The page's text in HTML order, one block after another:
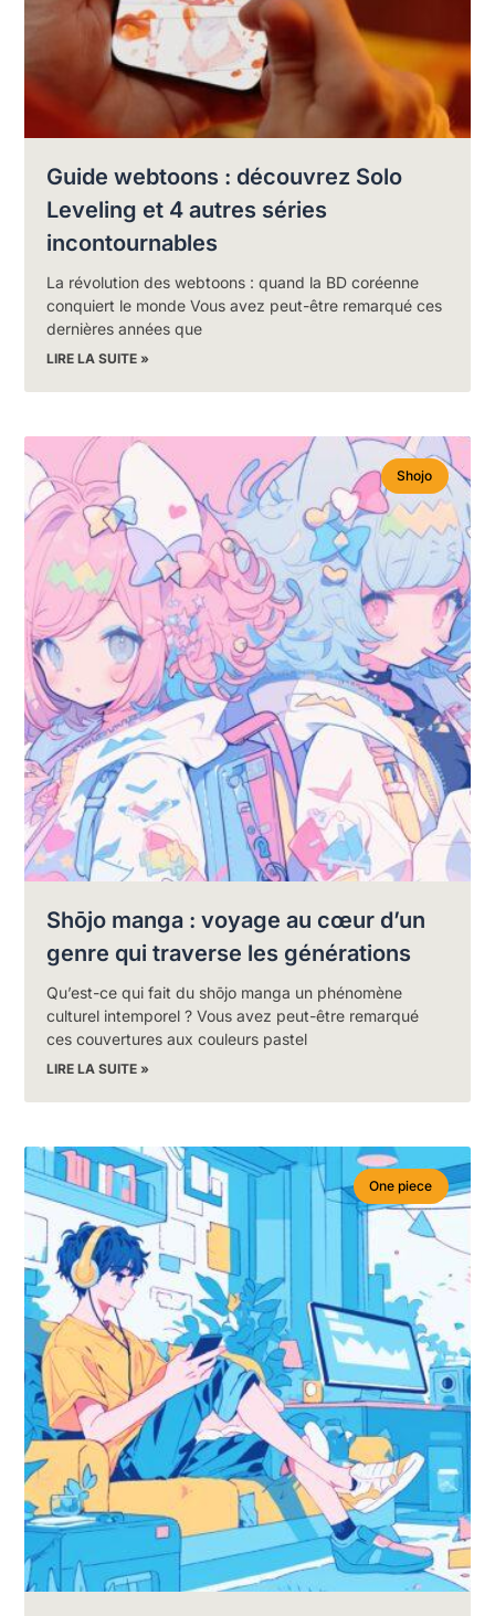
Guide webtoons : découvrez Solo
Leveling et 4 autres séries
incontournables
La révolution des webtoons : quand la BD coréenne
conquiert le monde Vous avez peut-être remarqué ces
dernières années que
LIRE LA SUITE »
Shojo
Shōjo manga : voyage au cœur d’un
genre qui traverse les générations
Qu’est-ce qui fait du shōjo manga un phénomène
culturel intemporel ? Vous avez peut-être remarqué
ces couvertures aux couleurs pastel
LIRE LA SUITE »
One piece